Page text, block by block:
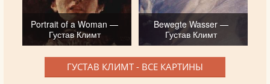
Portrait of a Woman —
Густав Климт
Bewegte Wasser —
Густав Климт
ГУСТАВ КЛИМТ - ВСЕ КАРТИНЫ